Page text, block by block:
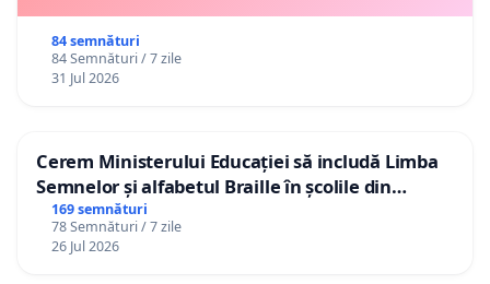
84 semnături
84 Semnături / 7 zile
31 Jul 2026
Cerem Ministerului Educației să includă Limba
Semnelor și alfabetul Braille în școlile din
Republica Moldova!
169 semnături
78 Semnături / 7 zile
26 Jul 2026